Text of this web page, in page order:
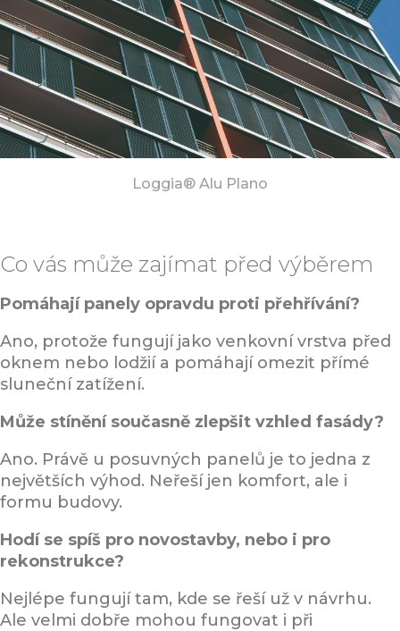
Loggia® Alu Plano
Co vás může zajímat před výběrem
Pomáhají panely opravdu proti přehřívání?
Ano, protože fungují jako venkovní vrstva před
oknem nebo lodžií a pomáhají omezit přímé
sluneční zatížení.
Může stínění současně zlepšit vzhled fasády?
Ano. Právě u posuvných panelů je to jedna z
největších výhod. Neřeší jen komfort, ale i
formu budovy.
Hodí se spíš pro novostavby, nebo i pro
rekonstrukce?
Nejlépe fungují tam, kde se řeší už v návrhu.
Ale velmi dobře mohou fungovat i při